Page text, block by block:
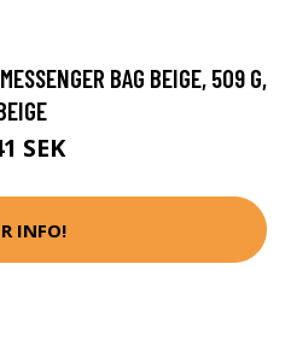
BAG BEIGE, 509 G,
SEK
INFO!